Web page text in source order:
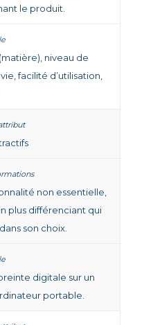
le produit.
niveau de
facilité d’utilisation,
non essentielle,
plus différenciant qui
son choix.
digitale sur un
portable.